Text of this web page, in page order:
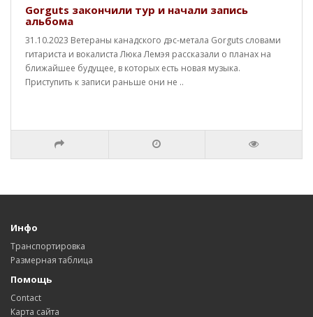
Gorguts закончили тур и начали запись
альбома
31.10.2023 Ветераны канадского дэс-метала Gorguts словами
гитариста и вокалиста Люка Лемэя рассказали о планах на
ближайшее будущее, в которых есть новая музыка.
Приступить к записи раньше они не ..
Инфо
Транспортировка
Размерная таблица
Помощь
Contact
Карта сайта